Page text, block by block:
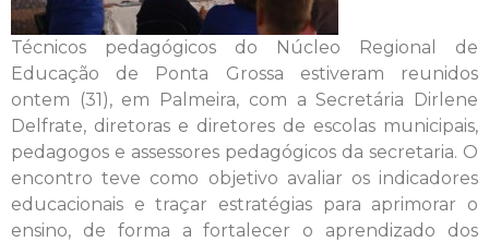
Técnicos pedagógicos do Núcleo Regional de
Educação de Ponta Grossa estiveram reunidos
ontem (31), em Palmeira, com a Secretária Dirlene
Delfrate, diretoras e diretores de escolas municipais,
pedagogos e assessores pedagógicos da secretaria. O
encontro teve como objetivo avaliar os indicadores
educacionais e traçar estratégias para aprimorar o
ensino, de forma a fortalecer o aprendizado dos